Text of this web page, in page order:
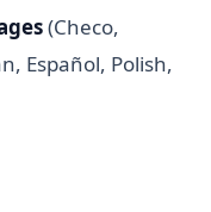
(Checo,
Español, Polish,